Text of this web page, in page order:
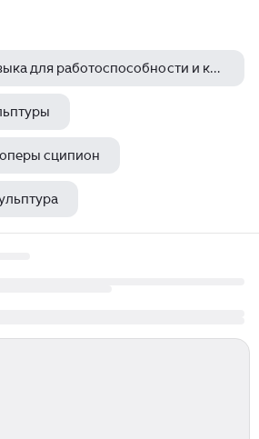
классическая музыка для работоспособности и концентрации
сципион